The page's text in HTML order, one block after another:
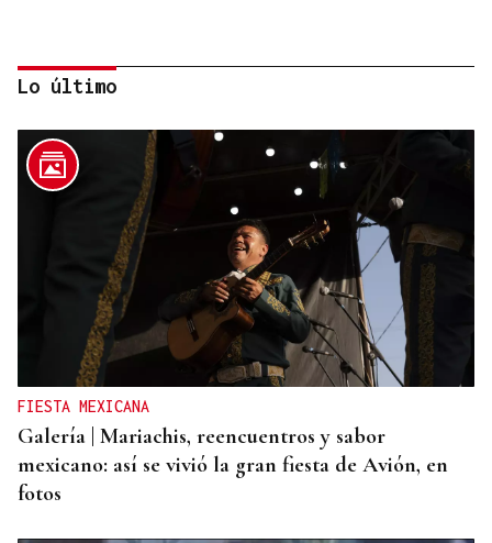
PLANIFICAR CON ANTELACIÓN
Las compañías de autobuses recomiendan
adelantar los desplazamientos para evitar
saturaciones el día del eclipse
Lo último
FIESTA MEXICANA
Galería | Mariachis, reencuentros y sabor
mexicano: así se vivió la gran fiesta de Avión, en
fotos